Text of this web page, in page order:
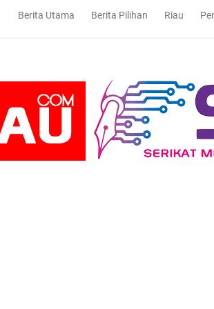
Berita Utama Berita Pilihan Riau